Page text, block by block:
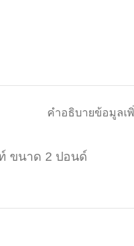
คำอธิบายข้อมูลเ
ขนาด 2 ปอนด์